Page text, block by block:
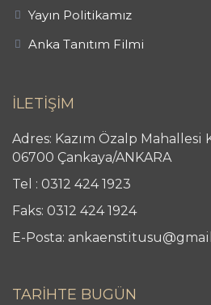
Yayın Politikamız
Anka Tanıtım Filmi
İLETİŞİM
Adres: Kazım Özalp Mahallesi
06700 Çankaya/ANKARA
Tel : 0312 424 1923
Faks: 0312 424 1924
E-Posta:
TARİHTE BUGÜN